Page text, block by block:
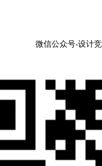
微信公众号-设计